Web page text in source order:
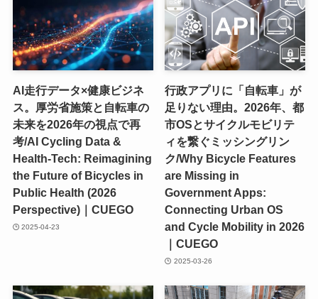
AI走行データ×健康ビジネ
ス。厚労省施策と自転車の
未来を2026年の視点で再
考/AI Cycling Data &
Health-Tech: Reimagining
the Future of Bicycles in
Public Health (2026
Perspective)｜CUEGO
2025-04-23
行政アプリに「自転車」が
足りない理由。2026年、都
市OSとサイクルモビリテ
ィを繋ぐミッシングリン
ク/Why Bicycle Features
are Missing in
Government Apps:
Connecting Urban OS
and Cycle Mobility in 2026
｜CUEGO
2025-03-26